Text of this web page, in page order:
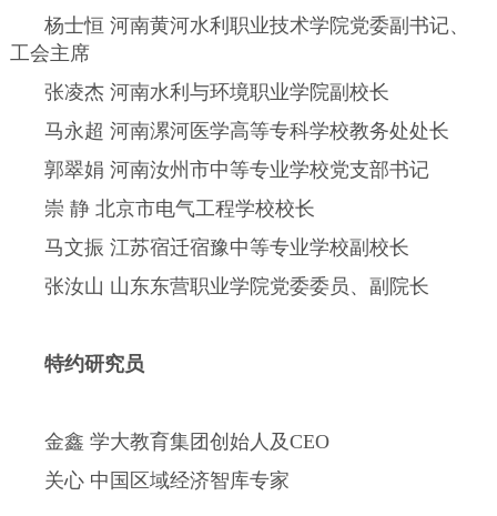
杨士恒 河南黄河水利职业技术学院党委副书记、
工会主席
张凌杰 河南水利与环境职业学院副校长
马永超 河南漯河医学高等专科学校教务处处长
郭翠娟 河南汝州市中等专业学校党支部书记
崇 静 北京市电气工程学校校长
马文振 江苏宿迁宿豫中等专业学校副校长
张汝山 山东东营职业学院党委委员、副院长
特约研究员
金鑫 学大教育集团创始人及CEO
关心 中国区域经济智库专家